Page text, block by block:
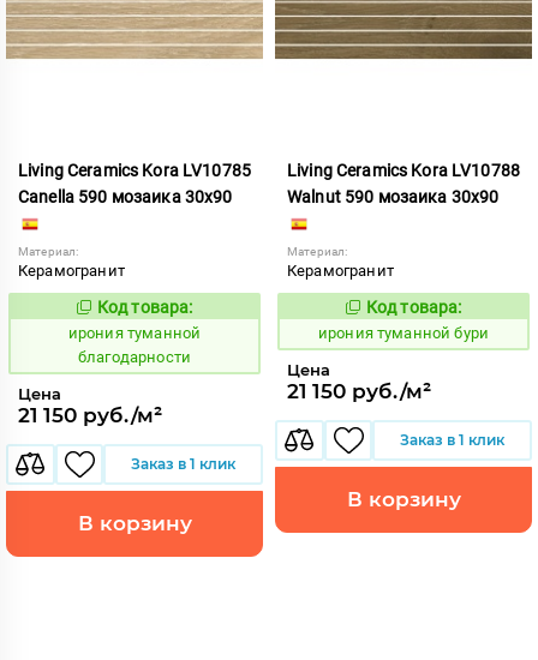
Living Ceramics Kora LV10785
Canella 590 мозаика 30x90
Материал:
Керамогранит
1106878
Код товара:
ирония туманной
благодарности
Цена
21 150 руб./м²
Заказ в 1 клик
В корзину
Living Ceramics Kora LV10788
Walnut 590 мозаика 30x90
Материал:
Керамогранит
1106880
Код товара:
ирония туманной бури
Цена
21 150 руб./м²
Заказ в 1 клик
В корзину